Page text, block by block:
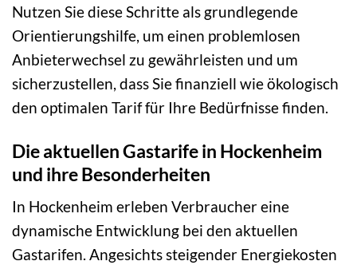
Nutzen Sie diese Schritte als grundlegende
Orientierungshilfe, um einen problemlosen
Anbieterwechsel zu gewährleisten und um
sicherzustellen, dass Sie finanziell wie ökologisch
den optimalen Tarif für Ihre Bedürfnisse finden.
Die aktuellen Gastarife in Hockenheim
und ihre Besonderheiten
In Hockenheim erleben Verbraucher eine
dynamische Entwicklung bei den aktuellen
Gastarifen. Angesichts steigender Energiekosten